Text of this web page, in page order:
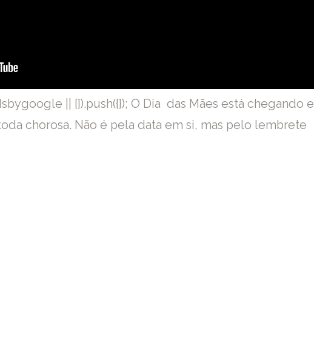
|| []).push({}); O Dia das Mães está chegando e
chorosa. Não é pela data em si, mas pelo lembrete